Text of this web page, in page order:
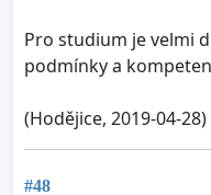
Pro studium je velmi
podmínky a
(Hodějice, 2019-04-28)
#48